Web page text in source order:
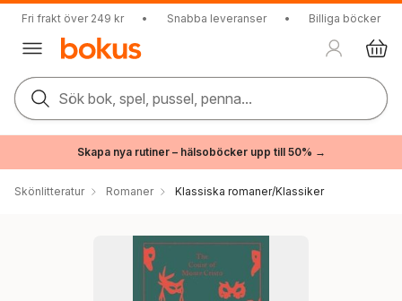
Fri frakt över 249 kr • Snabba leveranser • Billiga böcker
Sök bok, spel, pussel, penna...
Skapa nya rutiner – hälsoböcker upp till 50% →
Skönlitteratur Romaner Klassiska romaner/Klassiker